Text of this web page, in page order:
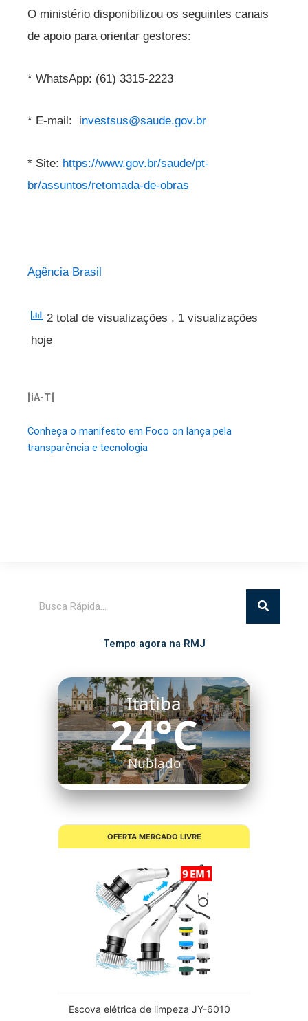
O ministério disponibilizou os seguintes canais
de apoio para orientar gestores:
* WhatsApp: (61) 3315-2223
* E-mail: investsus@saude.gov.br
* Site: https://www.gov.br/saude/pt-
br/assuntos/retomada-de-obras
Agência Brasil
2 total de visualizações , 1 visualizações
hoje
[iA-T]
Conheça o manifesto em Foco on lança pela
transparência e tecnologia
Tempo agora na RMJ
Itatiba
24°C
Nublado
OFERTA MERCADO LIVRE
Escova elétrica de limpeza JY-6010